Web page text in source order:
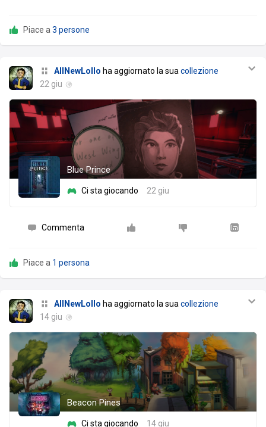
Piace a 3 persone
AllNewLollo ha aggiornato la sua collezione
22 giu
Blue Prince
Ci sta giocando 22 giu
Commenta
Piace a 1 persona
AllNewLollo ha aggiornato la sua collezione
14 giu
Beacon Pines
Ci sta giocando 14 giu